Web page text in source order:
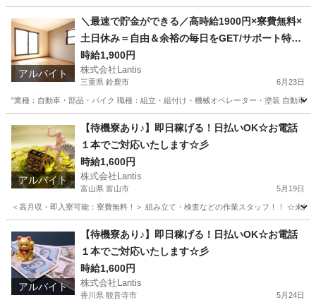
工場 時給
アルバイト
＼最速で貯金ができる／高時給1900円×寮費無料×
土日休み＝自由＆余裕の毎日をGET/サポート特典
あり♪
時給1,900円
株式会社Lantis
三重県 鈴鹿市 6月23日
"業種：自動車・部品・バイク 職種：組立・組付け・機械オペレーター・塗装 自動車
工場 無料
アルバイト
【待機寮あり♪】即日稼げる！日払いOK☆お電話
１本でご対応いたします☆彡
時給1,600円
株式会社Lantis
富山県 富山市 5月19日
＜高月収・即入寮可能：寮費無料！＞ 組み立て・検査などの作業スタッフ！！
工場 時給
アルバイト
【待機寮あり♪】即日稼げる！日払いOK☆お電話
１本でご対応いたします☆彡
時給1,600円
株式会社Lantis
香川県 観音寺市 5月24日